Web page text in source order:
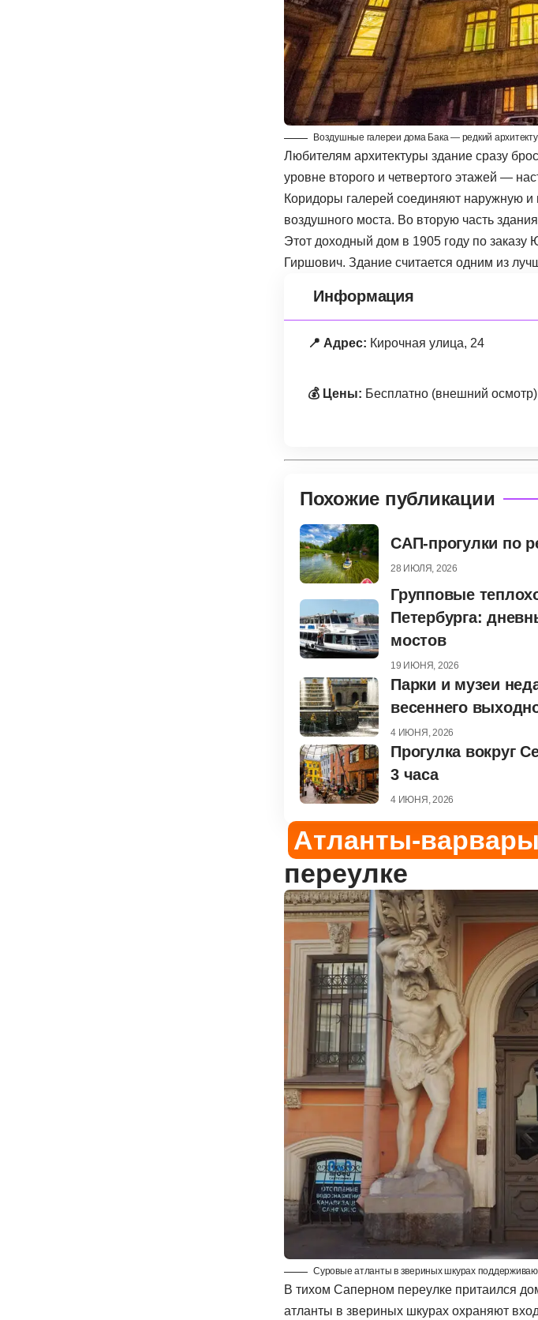
Воздушные галереи дома Бака — редкий
Любителям архитектуры здание сразу
уровне второго и четвертого этажей —
Коридоры галерей соединяют наружную
воздушного моста. Во вторую часть
Этот доходный дом в 1905 году по заказу
Гиршович. Здание считается одним из
Информация
📍 Адрес: Кирочная улица, 24
💰 Цены: Бесплатно (внешний осмотр)
Похожие публикации
САП-прогулки по
28 ИЮЛЯ, 2026
Групповые
Петербурга:
мостов
19 ИЮНЯ, 2026
Парки и музеи
весеннего
4 ИЮНЯ, 2026
Прогулка вокруг
3 часа
4 ИЮНЯ, 2026
Атланты-варвары
переулке
Суровые атланты в звериных шкурах
В тихом Саперном переулке притаился
атланты в звериных шкурах охраняют